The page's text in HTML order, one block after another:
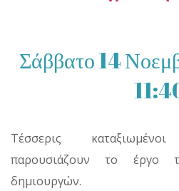
Σάββατο 14
Τέσσερις
παρουσιάζουν το έργο
δημιουργών.